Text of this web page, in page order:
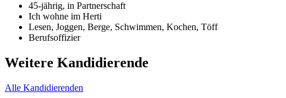
45-jährig, in Partnerschaft
Ich wohne im Herti
Lesen, Joggen, Berge, Schwimmen, Kochen, Töff
Berufsoffizier
Weitere Kandidierende
Alle Kandidierenden